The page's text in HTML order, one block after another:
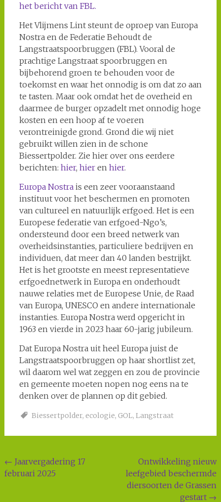
het bericht van FBL.
Het Vlijmens Lint steunt de oproep van Europa
Nostra en de Federatie Behoudt de
Langstraatspoorbruggen (FBL). Vooral de
prachtige Langstraat spoorbruggen en
bijbehorend groen te behouden voor de
toekomst en waar het onnodig is om dat zo aan
te tasten. Maar ook omdat het de overheid en
daarmee de burger opzadelt met onnodig hoge
kosten en een hoop af te voeren
verontreinigde grond. Grond die wij niet
gebruikt willen zien in de schone
Biessertpolder. Zie hier over ons eerdere
berichten: hier, hieren hier.
Europa Nostrais een zeer vooraanstaand
instituut voor het beschermen en promoten
van cultureel en natuurlijk erfgoed. Het is een
Europese federatie van erfgoed-Ngo’s,
ondersteund door een breed netwerk van
overheidsinstanties, particuliere bedrijven en
individuen, dat meer dan 40 landen bestrijkt.
Het is het grootste en meest representatieve
erfgoednetwerk in Europa en onderhoudt
nauwe relaties met de Europese Unie, de Raad
van Europa, UNESCO en andere internationale
instanties. Europa Nostra werd opgericht in
1963 en vierde in 2023 haar 60-jarig jubileum.
Dat Europa Nostra uit heel Europa juist de
Langstraatspoorbruggen op haar shortlist zet,
wil daarom wel wat zeggen en zou de provincie
en gemeente moeten nopen nog eens na te
denken over de plannen op dit gebied.
Biessertpolder, ecologie, GOL, Langstraat
Post
navigation
← Jaarvergadering 17
februari 2025
Ontwikkeling nieuw
leefgebied beschermde
diersoorten de Grassen
gestart →